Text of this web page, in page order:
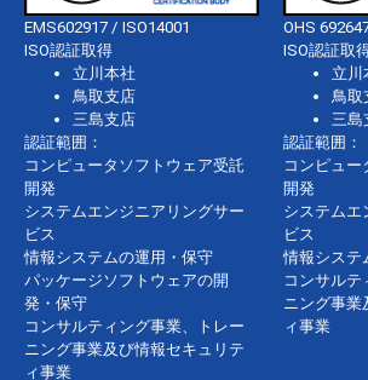
EMS602917 / ISO14001
ISO認証取得
立川本社
鳥取支店
三島支店
認証範囲：
コンピュータソフトウェア受託
開発
システムエンジニアリングサー
ビス
情報システムの運用・保守
パッケージソフトウェアの開
発・保守
コンサルティング事業、トレー
ニング事業及び情報セキュリテ
ィ事業
OHS
ISO認証取
立川
鳥取
三島
認証範囲：
コンピュー
開発
システムエ
ビス
情報システ
コンサルテ
ニング事業
ィ事業